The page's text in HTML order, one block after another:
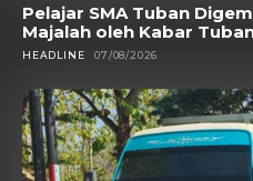
Pelajar SMA Tuban
Majalah oleh Kabar
HEADLINE 07/08/2026